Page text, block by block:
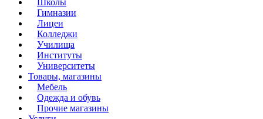
Школы
Гимназии
Лицеи
Колледжи
Училища
Институты
Университеты
Товары, магазины
Мебель
Одежда и обувь
Прочие магазины